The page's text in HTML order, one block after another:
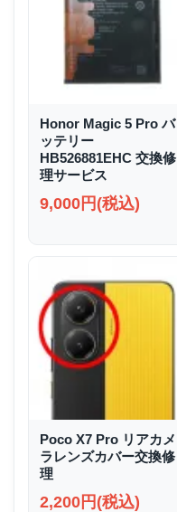
Honor Magic 5 Pro バ
ッテリー
HB526881EHC 交換修
理サービス
9,000円(税込)
Poco X7 Pro リアカメ
ラレンズカバー交換修
理
2,200円(税込)